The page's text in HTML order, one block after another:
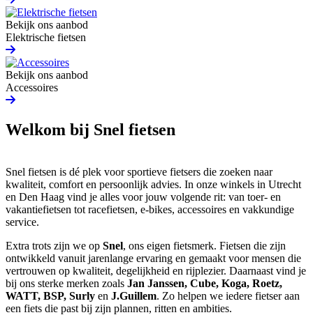
Bekijk ons aanbod
Elektrische fietsen
Bekijk ons aanbod
Accessoires
Welkom bij Snel fietsen
Snel fietsen is dé plek voor sportieve fietsers die zoeken naar
kwaliteit, comfort en persoonlijk advies. In onze winkels in Utrecht
en Den Haag vind je alles voor jouw volgende rit: van toer- en
vakantiefietsen tot racefietsen, e-bikes, accessoires en vakkundige
service.
Extra trots zijn we op Snel, ons eigen fietsmerk. Fietsen die zijn
ontwikkeld vanuit jarenlange ervaring en gemaakt voor mensen die
vertrouwen op kwaliteit, degelijkheid en rijplezier. Daarnaast vind je
bij ons sterke merken zoals Jan Janssen, Cube, Koga, Roetz,
WATT, BSP, Surly en J.Guillem. Zo helpen we iedere fietser aan
een fiets die past bij zijn plannen, ritten en ambities.